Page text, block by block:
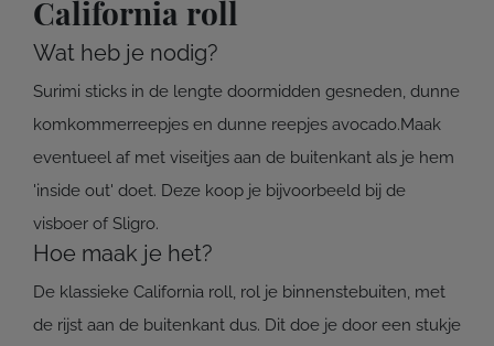
California roll
Wat heb je nodig?
Surimi sticks in de lengte doormidden gesneden, dunne
komkommerreepjes en dunne reepjes avocado.Maak
eventueel af met viseitjes aan de buitenkant als je hem
'inside out' doet. Deze koop je bijvoorbeeld bij de
visboer of Sligro.
Hoe maak je het?
De klassieke California roll, rol je binnenstebuiten, met
de rijst aan de buitenkant dus. Dit doe je door een stukje